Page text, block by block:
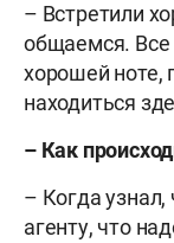
– Встретили
общаемся. Все
хорошей ноте,
находиться
– Как
– Когда узнал,
агенту, что